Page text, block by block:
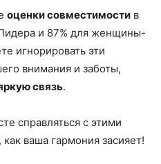
оценки совместимости в
и 87% для женщины-
игнорировать эти
внимания и заботы,
связь.
справляться с этими
ваша гармония засияет!